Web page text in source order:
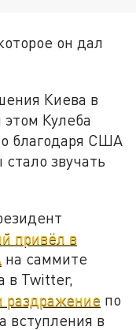
он дал
Киева в
Кулеба
благодаря США
звучать
привёл в
на саммите
в Twitter,
раздражение по
вступления в